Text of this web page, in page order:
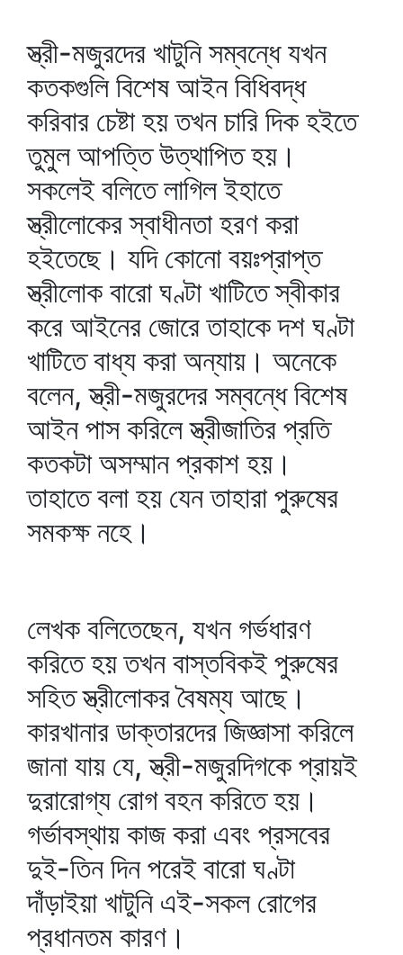
স্ত্রী-মজুরদের খাটুনি সম্বন্ধে যখন
কতকগুলি বিশেষ আইন বিধিবদ্ধ
করিবার চেষ্টা হয় তখন চারি দিক হইতে
তুমুল আপত্তি উত্থাপিত হয়।
সকলেই বলিতে লাগিল ইহাতে
স্ত্রীলোকের স্বাধীনতা হরণ করা
হইতেছে। যদি কোনো বয়ঃপ্রাপ্ত
স্ত্রীলোক বারো ঘণ্টা খাটিতে স্বীকার
করে আইনের জোরে তাহাকে দশ ঘণ্টা
খাটিতে বাধ্য করা অন্যায়। অনেকে
বলেন, স্ত্রী-মজুরদের সম্বন্ধে বিশেষ
আইন পাস করিলে স্ত্রীজাতির প্রতি
কতকটা অসম্মান প্রকাশ হয়।
তাহাতে বলা হয় যেন তাহারা পুরুষের
সমকক্ষ নহে।
লেখক বলিতেছেন, যখন গর্ভধারণ
করিতে হয় তখন বাস্তবিকই পুরুষের
সহিত স্ত্রীলোকর বৈষম্য আছে।
কারখানার ডাক্তারদের জিজ্ঞাসা করিলে
জানা যায় যে, স্ত্রী-মজুরদিগকে প্রায়ই
দুরারোগ্য রোগ বহন করিতে হয়।
গর্ভাবস্থায় কাজ করা এবং প্রসবের
দুই-তিন দিন পরেই বারো ঘণ্টা
দাঁড়াইয়া খাটুনি এই-সকল রোগের
প্রধানতম কারণ।